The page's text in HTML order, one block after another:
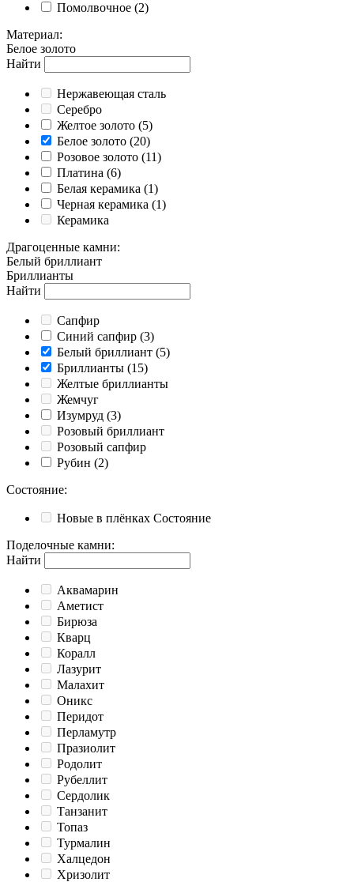
Помолвочное (2)
Материал:
Белое золото
Найти
Нержавеющая сталь
Серебро
Желтое золото (5)
Белое золото (20)
Розовое золото (11)
Платина (6)
Белая керамика (1)
Черная керамика (1)
Керамика
Драгоценные камни:
Белый бриллиант
Бриллианты
Найти
Cапфир
Cиний сапфир (3)
Белый бриллиант (5)
Бриллианты (15)
Желтые бриллианты
Жемчуг
Изумруд (3)
Розовый бриллиант
Розовый сапфир
Рубин (2)
Состояние:
Новые в плёнках Состояние
Поделочные камни:
Найти
Аквамарин
Аметист
Бирюза
Кварц
Коралл
Лазурит
Малахит
Оникс
Перидот
Перламутр
Празиолит
Родолит
Рубеллит
Сердолик
Танзанит
Топаз
Турмалин
Халцедон
Хризолит